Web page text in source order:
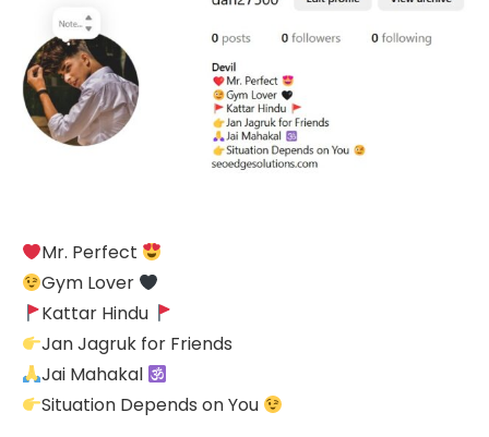
Mr. Perfect
Gym Lover
Kattar Hindu
Jan Jagruk for Friends
Jai Mahakal
Situation Depends on You